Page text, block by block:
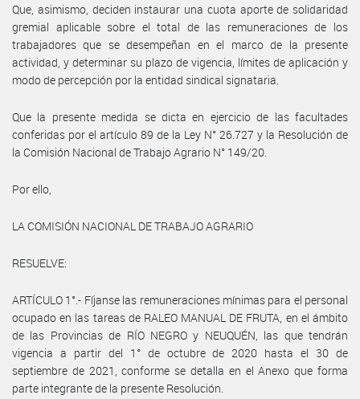
Que, asimismo, deciden instaurar una cuota aporte de solidaridad
gremial aplicable sobre el total de las remuneraciones de los
trabajadores que se desempeñan en el marco de la presente
actividad, y determinar su plazo de vigencia, límites de aplicación y
modo de percepción por la entidad sindical signataria.
Que la presente medida se dicta en ejercicio de las facultades
conferidas por el artículo 89 de la Ley N° 26.727 y la Resolución de
la Comisión Nacional de Trabajo Agrario N° 149/20.
Por ello,
LA COMISIÓN NACIONAL DE TRABAJO AGRARIO
RESUELVE:
ARTÍCULO 1°.- Fíjanse las remuneraciones mínimas para el personal
ocupado en las tareas de RALEO MANUAL DE FRUTA, en el ámbito
de las Provincias de RÍO NEGRO y NEUQUÉN, las que tendrán
vigencia a partir del 1° de octubre de 2020 hasta el 30 de
septiembre de 2021, conforme se detalla en el Anexo que forma
parte integrante de la presente Resolución.